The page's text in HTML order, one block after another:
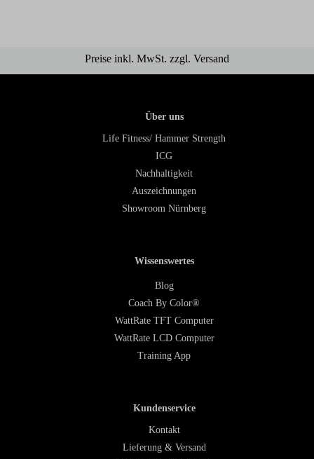
Preise inkl. MwSt. zzgl. Versand
Über uns
Life Fitness/ Hammer Strength
ICG
Nachhaltigkeit
Auszeichnungen
Showroom Nürnberg
Wissenswertes
Blog
Coach By Color®
WattRate TFT Computer
WattRate LCD Computer
Training App
Kundenservice
Kontakt
Lieferung & Versand